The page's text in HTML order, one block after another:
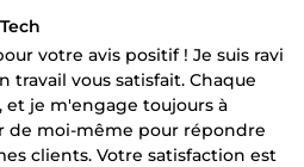
votre avis positif ! Je suis ravi
travail vous satisfait. Chaque
et je m'engage toujours à
de moi-même pour répondre
clients. Votre satisfaction est